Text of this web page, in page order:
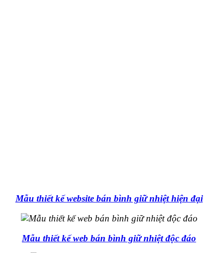
Mẫu thiết kế website bán bình giữ nhiệt hiện đại
Mẫu thiết kế web bán bình giữ nhiệt độc đáo